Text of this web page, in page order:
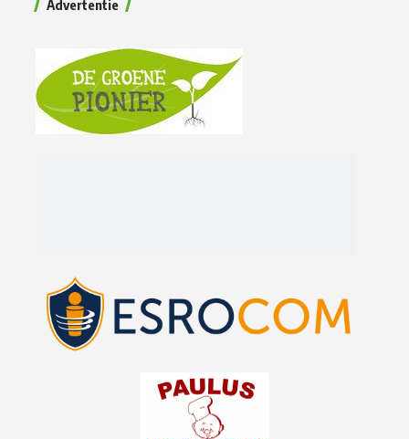
Advertentie